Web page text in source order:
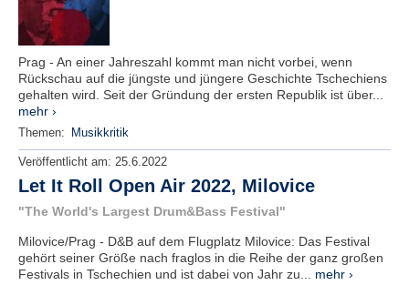
Prag - An einer Jahreszahl kommt man nicht vorbei, wenn
Rückschau auf die jüngste und jüngere Geschichte Tschechiens
gehalten wird. Seit der Gründung der ersten Republik ist über...
mehr ›
Themen: Musikkritik
Veröffentlicht am: 25.6.2022
Let It Roll Open Air 2022, Milovice
"The World's Largest Drum&Bass Festival"
Milovice/Prag - D&B auf dem Flugplatz Milovice: Das Festival
gehört seiner Größe nach fraglos in die Reihe der ganz großen
Festivals in Tschechien und ist dabei von Jahr zu... mehr ›